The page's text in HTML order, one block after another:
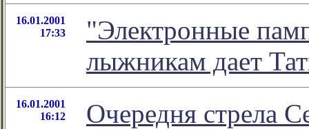
16.01.2001
17:33
"Электронные
лыжникам дает
16.01.2001
16:12
Очередня стрела